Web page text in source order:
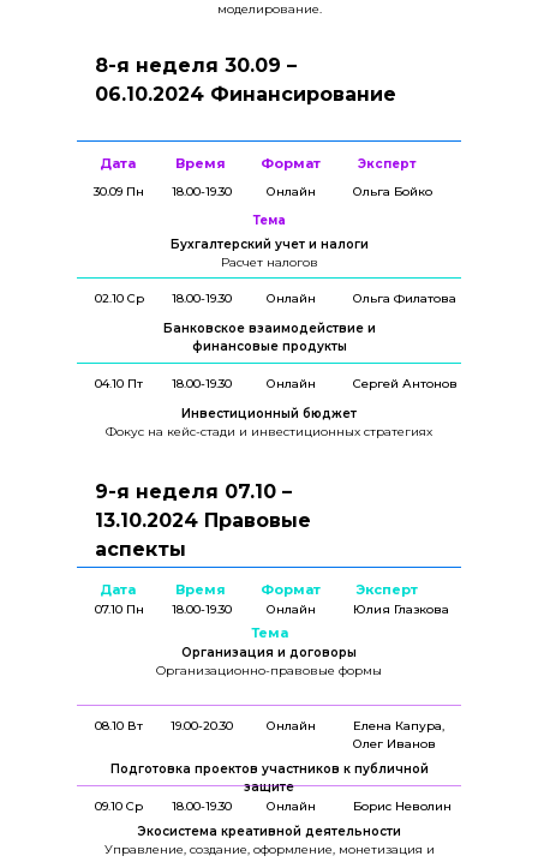
моделирование.
8-я неделя 30.09 –
06.10.2024 Финансирование
Дата Время Формат
Тема
Эксперт
30.09 Пн
04.10 Пт
18.00-19.30 Онлайн
Бухгалтерский учет и налоги
Расчет налогов
Ольга Бойко
18.00-19.30
Онлайн
Инвестиционный бюджет
Фокус на кейс-стади и инвестиционных стратегиях
Сергей Антонов
02.10 Ср 18.00-19.30
Онлайн
Банковское взаимодействие и
финансовые продукты
Ольга Филатова
9-я неделя 07.10 –
13.10.2024 Правовые
аспекты
Дата Время Формат
Тема
Эксперт
07.10 Пн
09.10 Ср
18.00-19.30 Онлайн
Организация и договоры
Организационно-правовые формы
Юлия Глазкова
18.00-19.30
Онлайн
Экосистема креативной деятельности
Управление, создание, оформление, монетизация и
Борис Неволин
08.10 Вт 19.00-20.30 Онлайн
Подготовка проектов участников к публичной
защите
Елена Капура,
Олег Иванов